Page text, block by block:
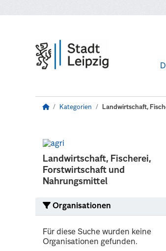
Kategorien Landwirtschaft,
Landwirtschaft, Fischerei,
Forstwirtschaft und
Nahrungsmittel
Organisationen
Für diese Suche wurden keine
Organisationen gefunden.